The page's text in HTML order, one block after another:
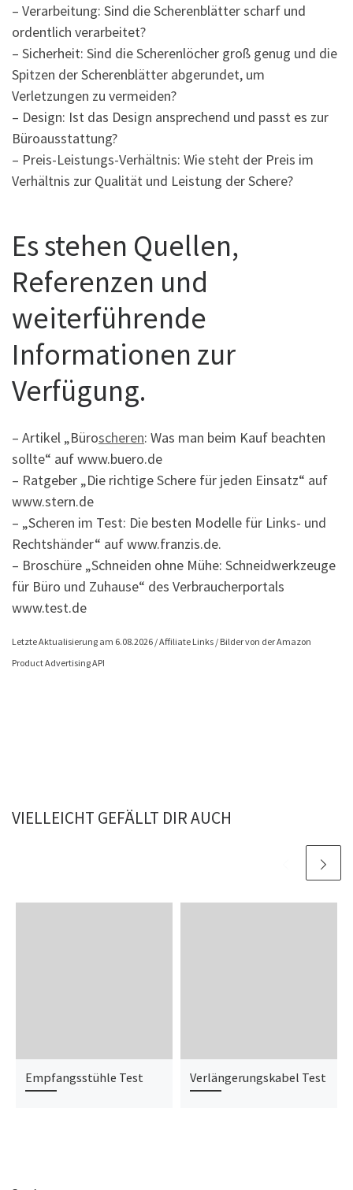
– Verarbeitung: Sind die Scherenblätter scharf und
ordentlich verarbeitet?
– Sicherheit: Sind die Scherenlöcher groß genug und die
Spitzen der Scherenblätter abgerundet, um
Verletzungen zu vermeiden?
– Design: Ist das Design ansprechend und passt es zur
Büroausstattung?
– Preis-Leistungs-Verhältnis: Wie steht der Preis im
Verhältnis zur Qualität und Leistung der Schere?
Es stehen Quellen,
Referenzen und
weiterführende
Informationen zur
Verfügung.
– Artikel „Büroscheren: Was man beim Kauf beachten
sollte“ auf www.buero.de
– Ratgeber „Die richtige Schere für jeden Einsatz“ auf
www.stern.de
– „Scheren im Test: Die besten Modelle für Links- und
Rechtshänder“ auf www.franzis.de.
– Broschüre „Schneiden ohne Mühe: Schneidwerkzeuge
für Büro und Zuhause“ des Verbraucherportals
www.test.de
Letzte Aktualisierung am 6.08.2026 / Affiliate Links / Bilder von der Amazon
Product Advertising API
VIELLEICHT GEFÄLLT DIR AUCH
Empfangsstühle Test Verlängerungskabel Test